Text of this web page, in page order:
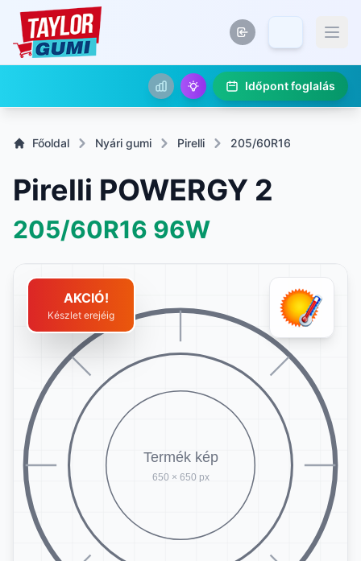
Időpont foglalás
Főoldal Nyári gumi Pirelli 205/60R16
Pirelli POWERGY 2
205/60R16 96W
AKCIÓ!
Készlet erejéig